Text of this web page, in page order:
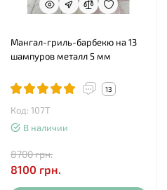
Мангал-гриль-барбекю на 13
шампуров металл 5 мм
13
Код: 107Т
В наличии
8700 грн.
8100 грн.